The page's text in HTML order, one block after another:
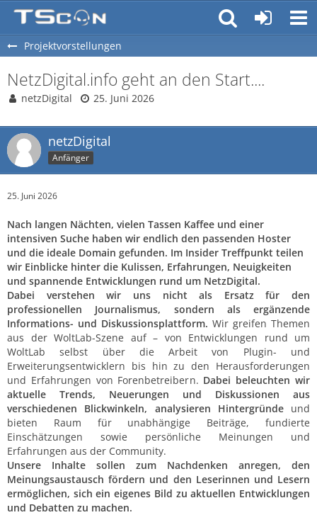
Projektvorstellungen
NetzDigital.info geht an den Start....
netzDigital 25. Juni 2026
netzDigital
Anfänger
25. Juni 2026
Nach langen Nächten, vielen Tassen Kaffee und einer
intensiven Suche haben wir endlich den passenden Hoster
und die ideale Domain gefunden. Im Insider Treffpunkt teilen
wir Einblicke hinter die Kulissen, Erfahrungen, Neuigkeiten
und spannende Entwicklungen rund um NetzDigital.
Dabei verstehen wir uns nicht als Ersatz für den
professionellen Journalismus, sondern als ergänzende
Informations- und Diskussionsplattform. Wir greifen Themen
aus der WoltLab-Szene auf – von Entwicklungen rund um
WoltLab selbst über die Arbeit von Plugin- und
Erweiterungsentwicklern bis hin zu den Herausforderungen
und Erfahrungen von Forenbetreibern. Dabei beleuchten wir
aktuelle Trends, Neuerungen und Diskussionen aus
verschiedenen Blickwinkeln, analysieren Hintergründeund
bieten Raum für unabhängige Beiträge, fundierte
Einschätzungen sowie persönliche Meinungen und
Erfahrungen aus der Community.
Unsere Inhalte sollen zum Nachdenken anregen, den
Meinungsaustausch fördern und den Leserinnen und Lesern
ermöglichen, sich ein eigenes Bild zu aktuellen Entwicklungen
und Debatten zu machen.